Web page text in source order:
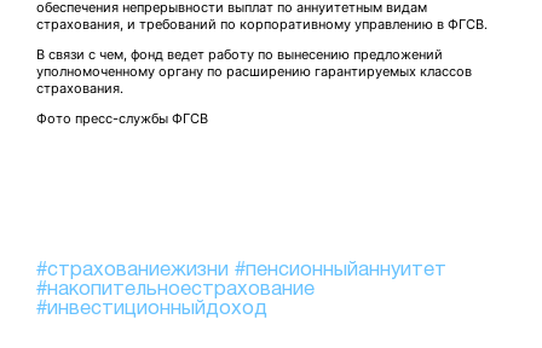
обеспечения непрерывности выплат по аннуитетным видам
страхования, и требований по корпоративному управлению в ФГСВ.
В связи с чем, фонд ведет работу по вынесению предложений
уполномоченному органу по расширению гарантируемых классов
страхования.
Фото пресс-службы ФГСВ
#страхованиежизни #пенсионныйаннуитет
#накопительноестрахование
#инвестиционныйдоход